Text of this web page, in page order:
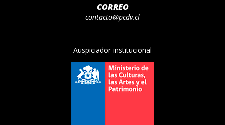
CORREO
contacto@pcdv.cl
Auspiciador institucional